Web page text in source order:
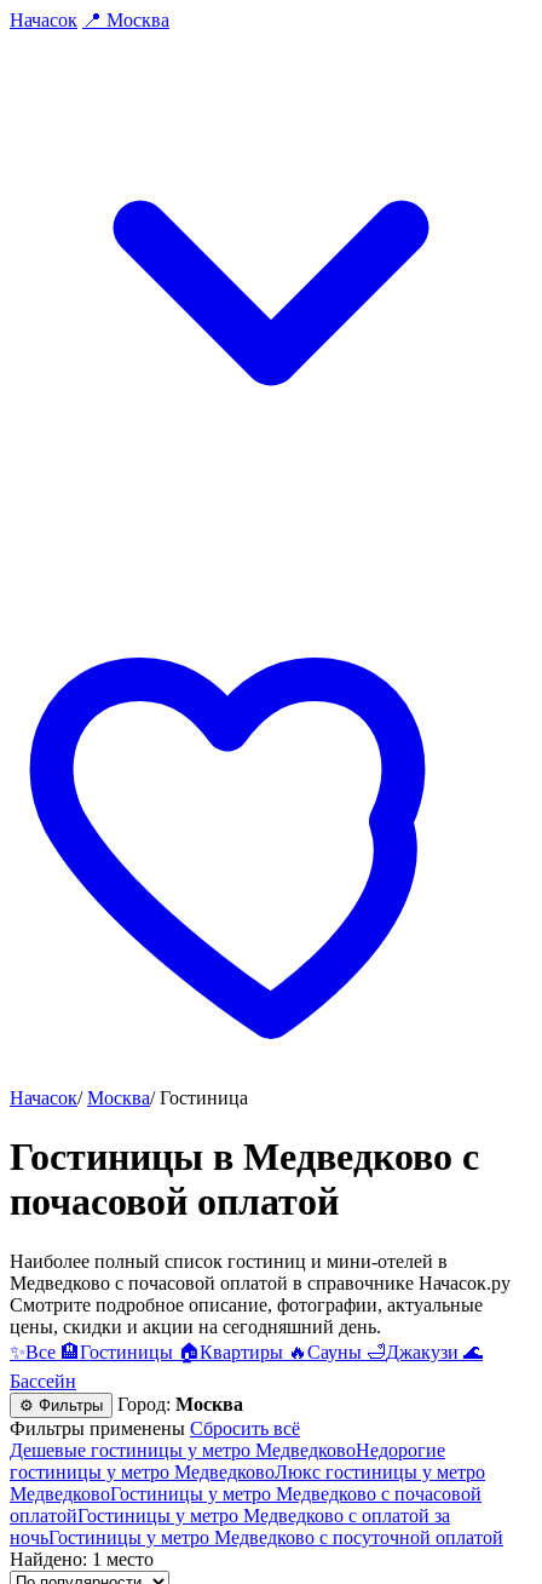
Начасок 📍 Москва
Начасок/ Москва/ Гостиница
Гостиницы в Медведково c
почасовой оплатой
Наиболее полный список гостиниц и мини-отелей в
Медведково c почасовой оплатой в справочнике Начасок.ру
Смотрите подробное описание, фотографии, актуальные
цены, скидки и акции на сегодняшний день.
✨Все 🏨Гостиницы 🏠Квартиры 🔥Сауны 🛁Джакузи 🌊
Бассейн
⚙ Фильтры Город: Москва
Фильтры применены Сбросить всё
Дешевые гостиницы у метро МедведковоНедорогие
гостиницы у метро МедведковоЛюкс гостиницы у метро
МедведковоГостиницы у метро Медведково c почасовой
оплатойГостиницы у метро Медведково с оплатой за
ночьГостиницы у метро Медведково c посуточной оплатой
Найдено: 1 место